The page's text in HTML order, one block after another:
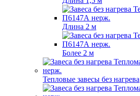
Длина 2 м
Более 2 м
Тепловые завесы без нагрева